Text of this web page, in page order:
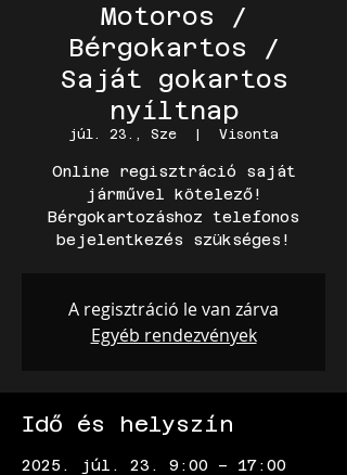
Motoros /
Bérgokartos /
Saját gokartos
nyíltnap
júl. 23., Sze Visonta
Online regisztráció saját
járművel kötelező!
Bérgokartozáshoz telefonos
bejelentkezés szükséges!
A regisztráció le van zárva
Egyéb rendezvények
Idő és helyszín
2025. júl. 23. 9:00 – 17:00